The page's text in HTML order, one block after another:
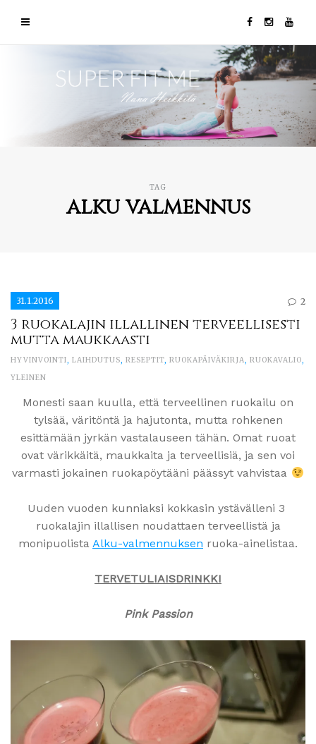
TAG
alku valmennus
31.1.2016 2
3 ruokalajin illallinen terveellisesti
mutta maukkaasti
HYVINVOINTI, LAIHDUTUS, RESEPTIT, RUOKAPÄIVÄKIRJA, RUOKAVALIO,
YLEINEN
Monesti saan kuulla, että terveellinen ruokailu on
tylsää, väritöntä ja hajutonta, mutta rohkenen
esittämään jyrkän vastalauseen tähän. Omat ruoat
ovat värikkäitä, maukkaita ja terveellisiä, ja sen voi
varmasti jokainen ruokapöytääni päässyt vahvistaa
Uuden vuoden kunniaksi kokkasin ystävälleni 3
ruokalajin illallisen noudattaen terveellistä ja
monipuolista Alku-valmennuksen ruoka-ainelistaa.
TERVETULIAISDRINKKI
Pink Passion